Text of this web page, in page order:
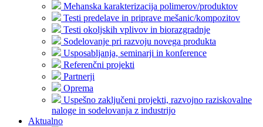
Mehanska karakterizacija polimerov/produktov
Testi predelave in priprave mešanic/kompozitov
Testi okoljskih vplivov in biorazgradnje
Sodelovanje pri razvoju novega produkta
Usposabljanja, seminarji in konference
Referenčni projekti
Partnerji
Oprema
Uspešno zaključeni projekti, razvojno raziskovalne
naloge in sodelovanja z industrijo
Aktualno